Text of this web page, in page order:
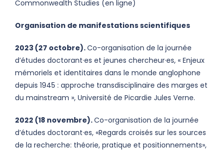
Commonwealth Studies (en ligne)
Organisation de manifestations scientifiques
2023 (27 octobre).Co-organisation de la journée
d’études doctorant·es et jeunes chercheur·es, « Enjeux
mémoriels et identitaires dans le monde anglophone
depuis 1945 : approche transdisciplinaire des marges et
du mainstream », Université de Picardie Jules Verne.
2022 (18 novembre).Co-organisation de la journée
d’études doctorant·es, «Regards croisés sur les sources
de la recherche: théorie, pratique et positionnements»,